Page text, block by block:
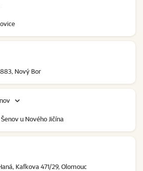
Nový Bor
u Nového Jičína
Kafkova 471/29, Olomouc